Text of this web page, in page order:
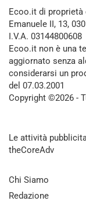
Ecoo.it di proprietà
Emanuele II, 13,
I.V.A. 03144800608
Ecoo.it non è una
aggiornato senza
considerarsi un
del 07.03.2001
Copyright ©2026 -
Le attività
theCoreAdv
Chi Siamo
Redazione